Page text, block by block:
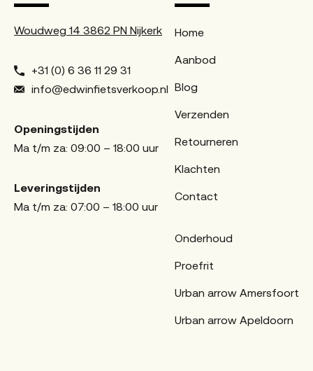
Woudweg 14 3862 PN Nijkerk
+31 (0) 6 36 11 29 31
info@edwinfietsverkoop.nl
Openingstijden
Ma t/m za: 09:00 – 18:00 uur
Leveringstijden
Ma t/m za: 07:00 – 18:00 uur
Home
Aanbod
Blog
Verzenden
Retourneren
Klachten
Contact
Onderhoud
Proefrit
Urban arrow Amersfoort
Urban arrow Apeldoorn